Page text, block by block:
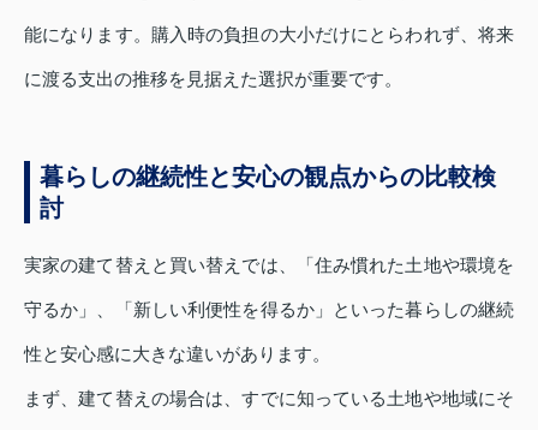
能になります。購入時の負担の大小だけにとらわれず、将来
に渡る支出の推移を見据えた選択が重要です。
暮らしの継続性と安心の観点からの比較検
討
実家の建て替えと買い替えでは、「住み慣れた土地や環境を
守るか」、「新しい利便性を得るか」といった暮らしの継続
性と安心感に大きな違いがあります。
まず、建て替えの場合は、すでに知っている土地や地域にそ